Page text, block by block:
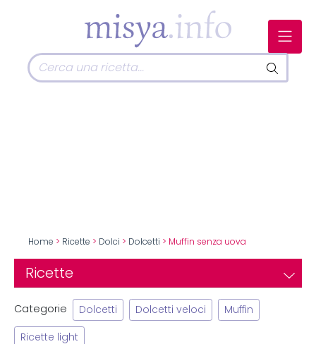
Home > Ricette > Dolci > Dolcetti > Muffin senza uova
Ricette
Categorie Dolcetti Dolcetti veloci Muffin
Ricette light